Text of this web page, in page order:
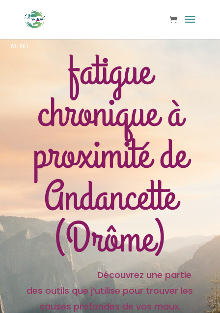
fatigue
chronique à
proximité de
Andancette
(Drôme)
Découvrez une partie
des outils que j’utilise pour trouver les
causes profondes de vos maux.